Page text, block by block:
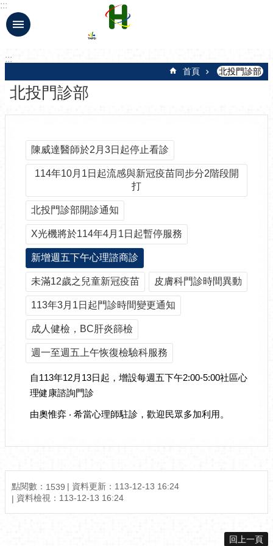
跳到主要內容區塊
:::
:::
首頁 北投門診部
北投門診部
陳威達醫師於2月3日起停止看診
114年10月1日起流感與新冠疫苗同步分2階段開
打
北投門診部開診通知
X光機將於114年4月1日起暫停服務
新增週五下午心理諮商診
未滿12歲之兒童新冠疫苗 皮膚科門診時間異動
113年3月1日起門診時間變更通知
成人健檢，BC肝炎篩檢
週一至週五上午恢復檢驗科服務
自113年12月13日起，增設每週五下午2:00-5:00社區心
理健康諮詢門診
由奧惟弈 ‧ 希當心理師駐診，歡迎民眾多加利用。
點閱數： 1539 資料更新： 113-12-13 16:24
資料檢視： 113-12-13 16:24
回上一頁